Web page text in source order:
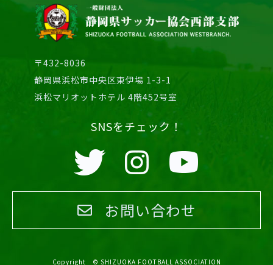
〒432-8036
静岡県浜松市中央区東伊場 1-3-1
浜松マリオットホテル 4階452号室
SNSをチェック！
お問い合わせ
Copyright © SHIZUOKA FOOTBALL ASSOCIATION